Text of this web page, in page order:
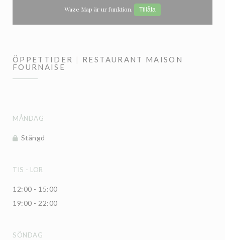
Waze Map är ur funktion. Tillåta
ÖPPETTIDER
RESTAURANT MAISON
FOURNAISE
MÅNDAG
Stängd
TIS - LOR
12:00 - 15:00
19:00 - 22:00
SÖNDAG